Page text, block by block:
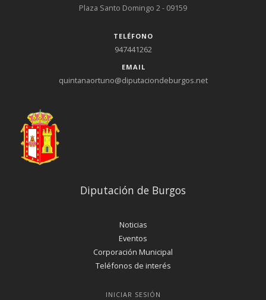
Plaza Santo Domingo 2 - 09159
TELÉFONO
947441262
EMAIL
quintanaortuno@diputaciondeburgos.net
Diputación de Burgos
Noticias
Eventos
Corporación Municipal
Teléfonos de interés
INICIAR SESIÓN